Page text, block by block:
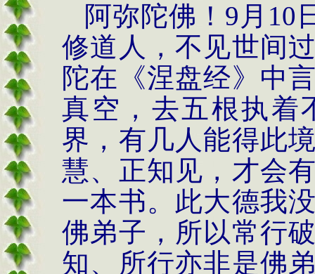
阿弥陀佛！9月10
修道人，不见世间
陀在《涅盘经》中
真空，去五根执着
界，有几人能得此
慧、正知见，才会
一本书。此大德我
佛弟子，所以常行
知、所行亦非是佛